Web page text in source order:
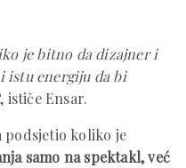
je bitno da dizajner i
istu energiju da bi
ističe Ensar.
koliko je
samo na spektakl, već